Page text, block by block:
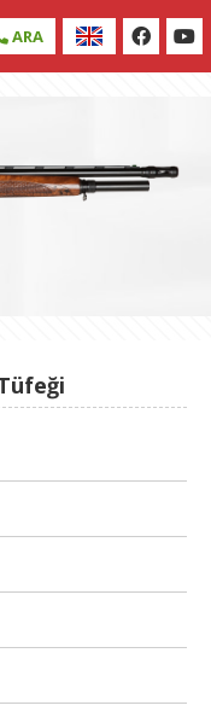
ARA